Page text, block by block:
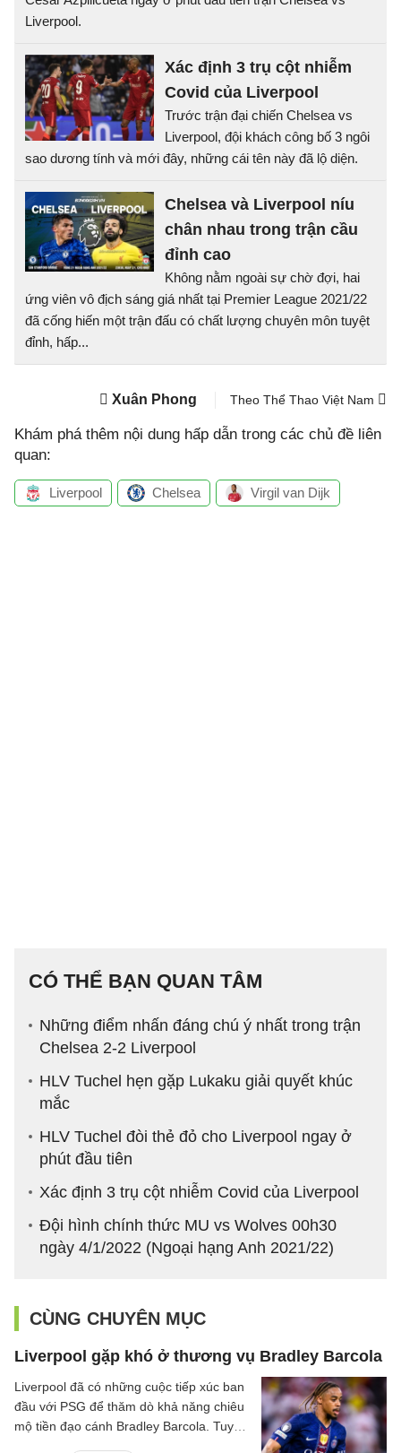
Liverpool.
Xác định 3 trụ cột nhiễm
Covid của Liverpool
Trước trận đại chiến Chelsea vs
Liverpool, đội khách công bố 3 ngôi
sao dương tính và mới đây, những cái tên này đã lộ diện.
Chelsea và Liverpool níu
chân nhau trong trận cầu
đỉnh cao
Không nằm ngoài sự chờ đợi, hai
ứng viên vô địch sáng giá nhất tại Premier League 2021/22
đã cống hiến một trận đấu có chất lượng chuyên môn tuyệt
đỉnh, hấp...
Xuân Phong Theo Thể Thao Việt Nam
Khám phá thêm nội dung hấp dẫn trong các chủ đề liên
quan:
Liverpool Chelsea Virgil van Dijk
CÓ THỂ BẠN QUAN TÂM
Những điểm nhấn đáng chú ý nhất trong trận
Chelsea 2-2 Liverpool
HLV Tuchel hẹn gặp Lukaku giải quyết khúc
mắc
HLV Tuchel đòi thẻ đỏ cho Liverpool ngay ở
phút đầu tiên
Xác định 3 trụ cột nhiễm Covid của Liverpool
Đội hình chính thức MU vs Wolves 00h30
ngày 4/1/2022 (Ngoại hạng Anh 2021/22)
CÙNG CHUYÊN MỤC
Liverpool gặp khó ở thương vụ Bradley Barcola
Liverpool đã có những cuộc tiếp xúc ban
đầu với PSG để thăm dò khả năng chiêu
mộ tiền đạo cánh Bradley Barcola. Tuy